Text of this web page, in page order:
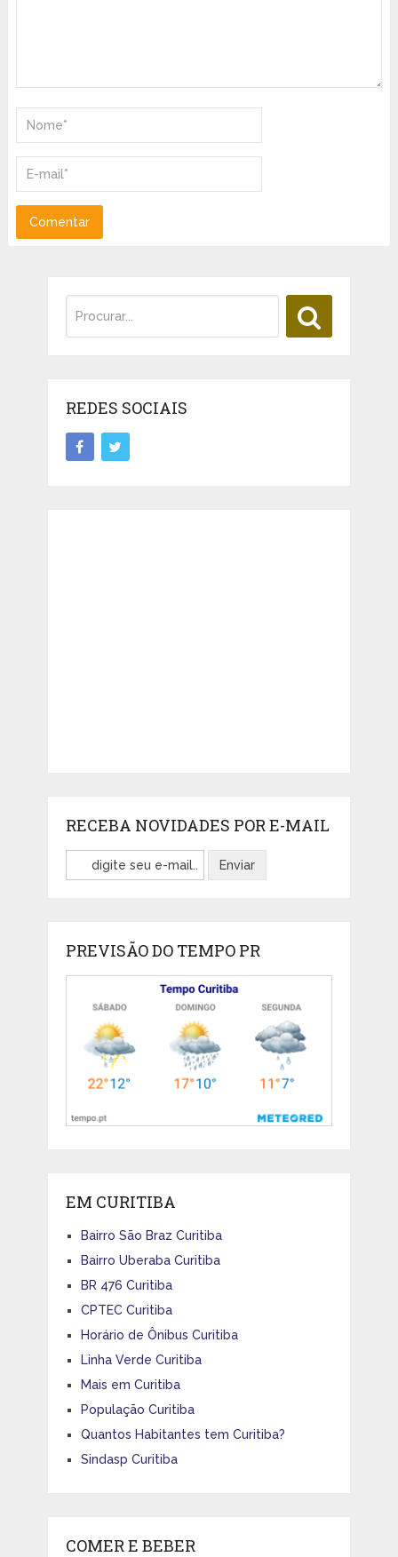
REDES SOCIAIS
RECEBA NOVIDADES POR E-MAIL
PREVISÃO DO TEMPO PR
EM CURITIBA
Bairro São Braz Curitiba
Bairro Uberaba Curitiba
BR 476 Curitiba
CPTEC Curitiba
Horário de Ônibus Curitiba
Linha Verde Curitiba
Mais em Curitiba
População Curitiba
Quantos Habitantes tem Curitiba?
Sindasp Curitiba
COMER E BEBER